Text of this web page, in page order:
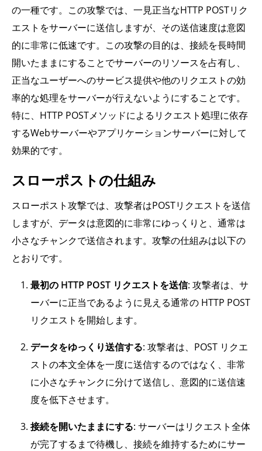
の一種です。この攻撃では、一見正当なHTTP POSTリク
エストをサーバーに送信しますが、その送信速度は意図
的に非常に低速です。この攻撃の目的は、接続を長時間
開いたままにすることでサーバーのリソースを占有し、
正当なユーザーへのサービス提供や他のリクエストの効
率的な処理をサーバーが行えないようにすることです。
特に、HTTP POSTメソッドによるリクエスト処理に依存
するWebサーバーやアプリケーションサーバーに対して
効果的です。
スローポストの仕組み
スローポスト攻撃では、攻撃者はPOSTリクエストを送信
しますが、データは意図的に非常にゆっくりと、通常は
小さなチャンクで送信されます。攻撃の仕組みは以下の
とおりです。
最初の HTTP POST リクエストを送信: 攻撃者は、サ
ーバーに正当であるように見える通常の HTTP POST
リクエストを開始します。
データをゆっくり送信する: 攻撃者は、POST リクエ
ストの本文全体を一度に送信するのではなく、非常
に小さなチャンクに分けて送信し、意図的に送信速
度を低下させます。
接続を開いたままにする: サーバーはリクエスト全体
が完了するまで待機し、接続を維持するためにサー